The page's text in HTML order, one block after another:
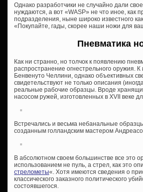
Однако разработчики не случайно дали
нуждаются, а вот «WASP» не что иное, как
подразделения, ныне широко известного
«Покупайте, гады, скорее наши ножи для
Пневматика
Как ни странно, но толчок к появлению
распространение огнестрельного оружия.
Бенвенуто Челлини, однако объективных
свидетельствуют не только описания
реальные рабочие образцы. Вроде
насосом ружей, изготовленных в XVII веке
Встречались и весьма небанальные
созданным голландским мастером
В абсолютном своем большинстве все это
использованием не пуль, а стрел, как это
стрелометы«. Хотя имеются сведения о
классического заказного политического
состоявшегося.